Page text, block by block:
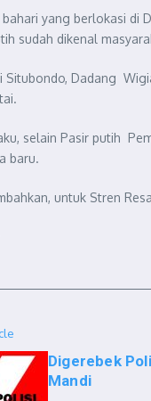
yang berlokasi di
sudah dikenal
Situbondo, Dadang
selain Pasir putih
baru.
untuk Stren
Digerebek
Mandi